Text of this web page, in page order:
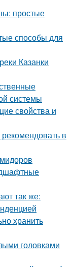
простые
способы для
Казанки
системы
свойства и
в
так же:
хранить
головками